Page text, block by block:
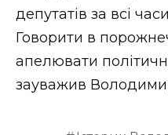
депутатів за всі
Говорити в
апелювати
зауважив